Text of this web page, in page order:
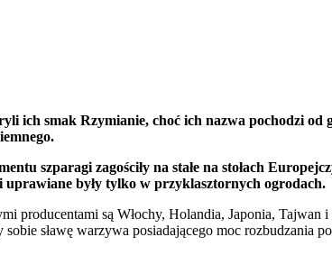
ich smak Rzymianie, choć ich nazwa pochodzi od
szparagi zagościły na stałe na stołach
były tylko w przyklasztornych ogrodach.
są Włochy, Holandia, Japonia, Tajwan
sławę warzywa posiadającego moc rozbudzania